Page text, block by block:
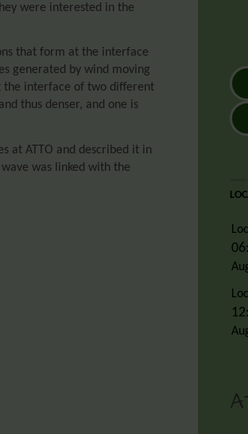
were interested in the
that form at the interface
generated by wind moving
the interface of two different
thus denser, and one is
at ATTO and described it in
was linked with the